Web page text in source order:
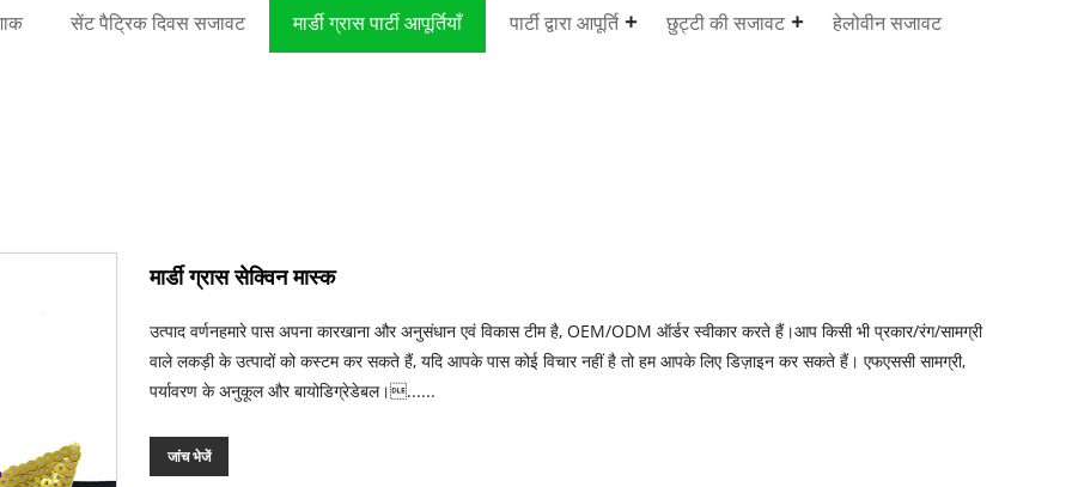
सेंट पैट्रिक दिवस सजावट मार्डी ग्रास पार्टी आपूर्तियाँ पार्टी द्वारा आपूर्ति छुट्टी की सजावट हेलोवीन सजावट
मार्डी ग्रास सेक्विन मास्क
उत्पाद वर्णनहमारे पास अपना कारखाना और अनुसंधान एवं विकास टीम है, OEM/ODM ऑर्डर स्वीकार करते हैं।आप किसी भी प्रकार/रंग/सामग्री
वाले लकड़ी के उत्पादों को कस्टम कर सकते हैं, यदि आपके पास कोई विचार नहीं है तो हम आपके लिए डिज़ाइन कर सकते हैं। एफएससी सामग्री,
पर्यावरण के अनुकूल और बायोडिग्रेडेबल।......
जांच भेजें